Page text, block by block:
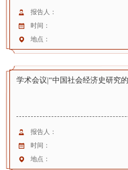
报告人：
时间：
地点：
学术会议|“中国社会经济史研究
报告人：
时间：
地点：